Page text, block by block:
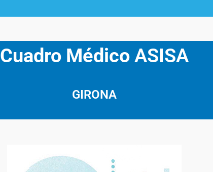
Cuadro Médico ASISA
GIRONA